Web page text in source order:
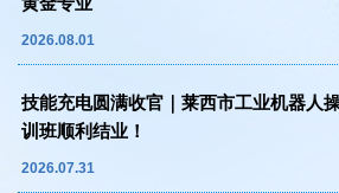
2026.08.01
技能充电圆满收官｜莱西市工业机器人
训班顺利结业！
2026.07.31